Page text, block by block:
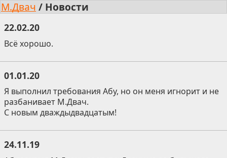
М.Двач / Новости
22.02.20
Всё хорошо.
01.01.20
Я выполнил требования Абу, но он меня игнорит и не
разбанивает М.Двач.
С новым дваждыдвадцатым!
24.11.19